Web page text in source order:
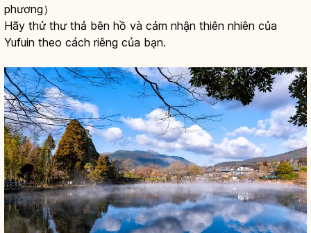
phương）
Hãy thử thư thả bên hồ và cảm nhận thiên nhiên của
Yufuin theo cách riêng của bạn.